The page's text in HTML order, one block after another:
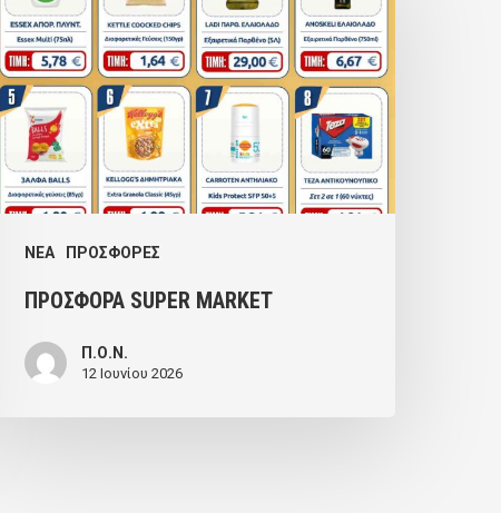
NEA ΠΡΟΣΦΟΡΕΣ
MARKET
ΠΡΟΣΦΟΡΑ SUPER MARKET
Π.Ο.Ν.
12 Ιουνίου 2026